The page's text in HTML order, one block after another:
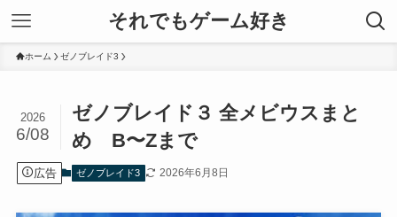
それでもゲーム好き
ホーム ゼノブレイド3
ゼノブレイド３ 全メビウスまと
め B〜Zまで
2026
6/08
広告 ゼノブレイド3 2026年6月8日